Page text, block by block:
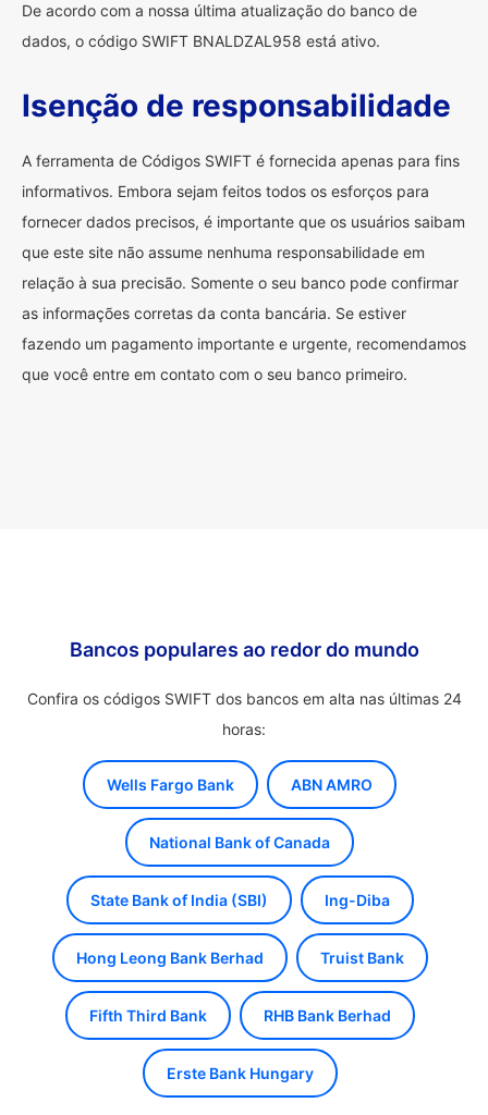
De acordo com a nossa última atualização do banco de
dados, o código SWIFT BNALDZAL958 está ativo.
Isenção de responsabilidade
A ferramenta de Códigos SWIFT é fornecida apenas para fins
informativos. Embora sejam feitos todos os esforços para
fornecer dados precisos, é importante que os usuários saibam
que este site não assume nenhuma responsabilidade em
relação à sua precisão. Somente o seu banco pode confirmar
as informações corretas da conta bancária. Se estiver
fazendo um pagamento importante e urgente, recomendamos
que você entre em contato com o seu banco primeiro.
Bancos populares ao redor do mundo
Confira os códigos SWIFT dos bancos em alta nas últimas 24
horas:
Wells Fargo Bank ABN AMRO
National Bank of Canada
State Bank of India (SBI) Ing-Diba
Hong Leong Bank Berhad Truist Bank
Fifth Third Bank RHB Bank Berhad
Erste Bank Hungary